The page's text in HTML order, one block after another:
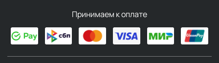
Принимаем к оплате